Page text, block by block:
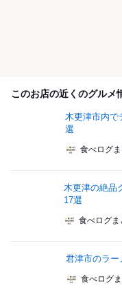
このお店の近くのグルメ
木更津市内で
選
食べログ
木更津の絶品
17選
食べログ
君津市のラー
食べログ